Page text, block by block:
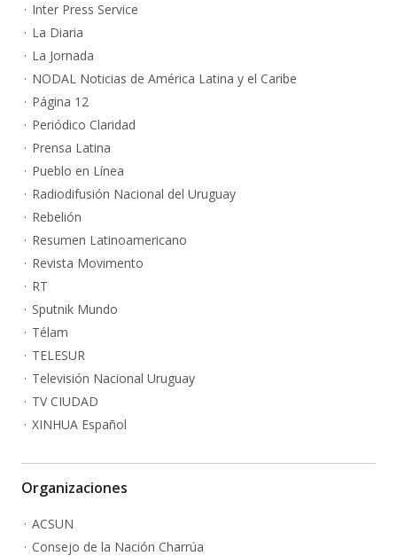
Inter Press Service
La Diaria
La Jornada
NODAL Noticias de América Latina y el Caribe
Página 12
Periódico Claridad
Prensa Latina
Pueblo en Línea
Radiodifusión Nacional del Uruguay
Rebelión
Resumen Latinoamericano
Revista Movimento
RT
Sputnik Mundo
Télam
TELESUR
Televisión Nacional Uruguay
TV CIUDAD
XINHUA Español
Organizaciones
ACSUN
Consejo de la Nación Charrúa